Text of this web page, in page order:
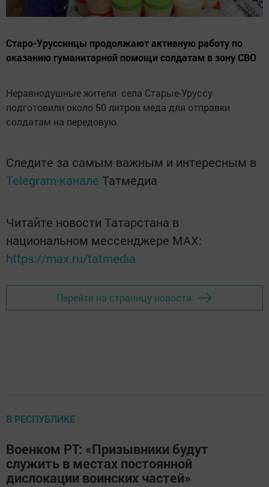
Старо-Уруссинцы продолжают активную работу по
оказанию гуманитарной помощи солдатам в зону СВО
Неравнодушные жители села Старые-Уруссу
подготовили около 50 литров меда для отправки
солдатам на передовую.
Следите за самым важным и интересным в
Telegram-канале Татмедиа
Читайте новости Татарстана в
национальном мессенджере MАХ:
https://max.ru/tatmedia
Перейти на страницу новости
В РЕСПУБЛИКЕ
Военком РТ: «Призывники будут
служить в местах постоянной
дислокации воинских частей»